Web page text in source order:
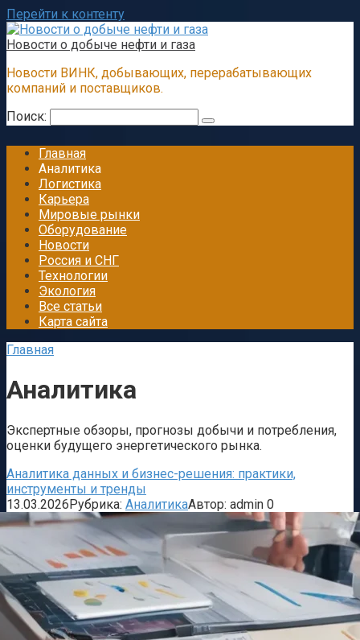
Перейти к контенту
Новости о добыче нефти и газа
Новости ВИНК, добывающих, перерабатывающих
компаний и поставщиков.
Поиск:
Главная
Аналитика
Логистика
Карьера
Мировые рынки
Оборудование
Новости
Россия и СНГ
Технологии
Экология
Все статьи
Карта сайта
Главная
Аналитика
Экспертные обзоры, прогнозы добычи и потребления,
оценки будущего энергетического рынка.
Аналитика данных и бизнес-решения: практики,
инструменты и тренды
13.03.2026Рубрика: АналитикаАвтор: admin 0